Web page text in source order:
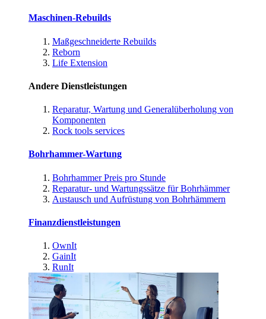
Maschinen-Rebuilds
Maßgeschneiderte Rebuilds
Reborn
Life Extension
Andere Dienstleistungen
Reparatur, Wartung und Generalüberholung von
Komponenten
Rock tools services
Bohrhammer-Wartung
Bohrhammer Preis pro Stunde
Reparatur- und Wartungssätze für Bohrhämmer
Austausch und Aufrüstung von Bohrhämmern
Finanzdienstleistungen
OwnIt
GainIt
RunIt